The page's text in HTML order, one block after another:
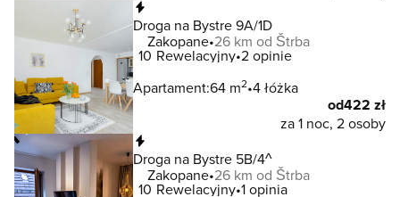
Droga na Bystre 9A/1D
Zakopane 26 km od Štrba
10 Rewelacyjny 2 opinie
Apartament:64 m2 4 łóżka
od422 zł
za 1 noc, 2 osoby
Droga na Bystre 5B/4^
Zakopane 26 km od Štrba
10 Rewelacyjny 1 opinia